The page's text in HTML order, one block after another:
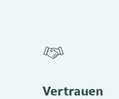
Vertrauen